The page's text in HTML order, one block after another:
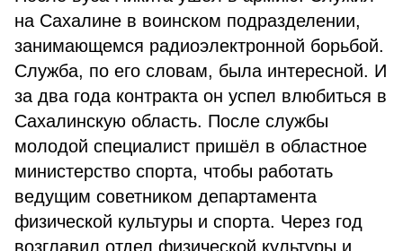
на Сахалине в воинском подразделении,
занимающемся радиоэлектронной борьбой.
Служба, по его словам, была интересной. И
за два года контракта он успел влюбиться в
Сахалинскую область. После службы
молодой специалист пришёл в областное
министерство спорта, чтобы работать
ведущим советником департамента
физической культуры и спорта. Через год
возглавил отдел физической культуры и